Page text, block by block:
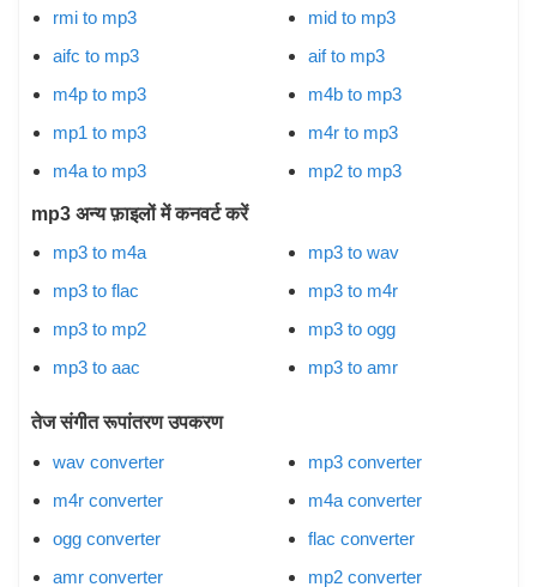
rmi to mp3
aifc to mp3
m4p to mp3
mp1 to mp3
m4a to mp3
mid to mp3
aif to mp3
m4b to mp3
m4r to mp3
mp2 to mp3
mp3 अन्य फ़ाइलों में कनवर्ट करें
mp3 to m4a
mp3 to flac
mp3 to mp2
mp3 to aac
mp3 to wav
mp3 to m4r
mp3 to ogg
mp3 to amr
तेज संगीत रूपांतरण उपकरण
wav converter
m4r converter
ogg converter
amr converter
mp3 converter
m4a converter
flac converter
mp2 converter